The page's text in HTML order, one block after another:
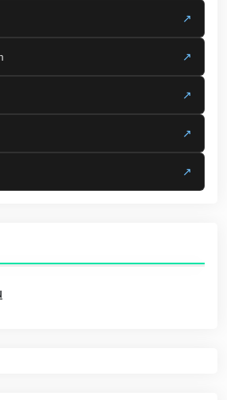
↗
↗
↗
↗
↗